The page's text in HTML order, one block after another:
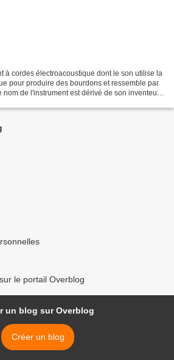
à cordes électroacoustique dont le son utilise la
pour produire des bourdons et ressemble par
de l'instrument est dérivé de son inventeur,
le portail Overblog
un blog sur Overblog
Créer un blog